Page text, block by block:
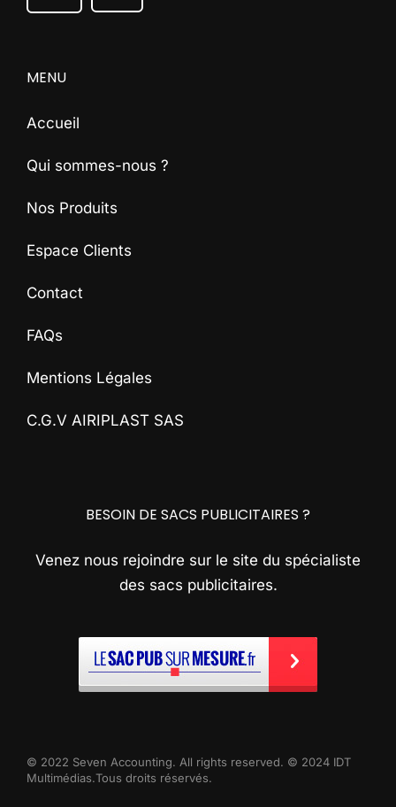
MENU
Accueil
Qui sommes-nous ?
Nos Produits
Espace Clients
Contact
FAQs
Mentions Légales
C.G.V AIRIPLAST SAS
BESOIN DE SACS PUBLICITAIRES ?
Venez nous rejoindre sur le site du spécialiste
des sacs publicitaires.
© 2022 Seven Accounting. All rights reserved. © 2024 IDT
Multimédias.Tous droits réservés.